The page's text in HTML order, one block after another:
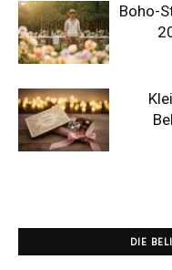
Boho-
DIE